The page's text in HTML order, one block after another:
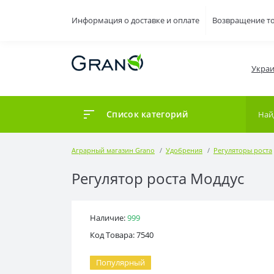
Информация о доставке и оплате Возвращение
Список категорий
Аграрный магазин Grano Удобрения Регуляторы роста
Регулятор роста Моддус
Наличие:999
Код Товара: 7540
Популярный